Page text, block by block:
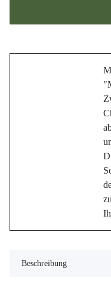
Beschreibung